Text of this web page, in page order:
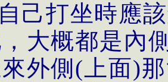
己打坐時應
大概都是內
外側( 上面)